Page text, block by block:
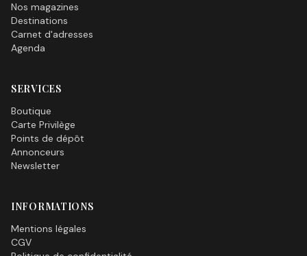
Nos magazines
Destinations
Carnet d'adresses
Agenda
SERVICES
Boutique
Carte Privilège
Points de dépôt
Annonceurs
Newsletter
INFORMATIONS
Mentions légales
CGV